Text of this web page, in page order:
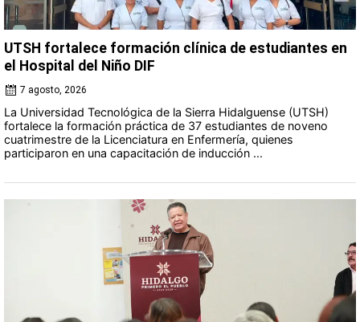
UTSH fortalece formación clínica de estudiantes en
el Hospital del Niño DIF
7 agosto, 2026
La Universidad Tecnológica de la Sierra Hidalguense (UTSH)
fortalece la formación práctica de 37 estudiantes de noveno
cuatrimestre de la Licenciatura en Enfermería, quienes
participaron en una capacitación de inducción ...